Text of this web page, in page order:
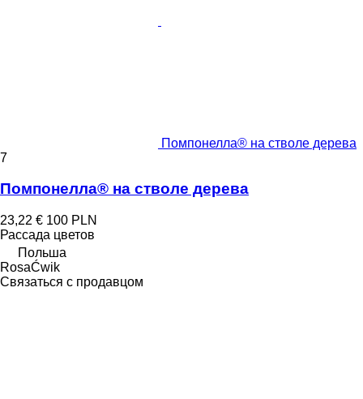
Помпонелла® на стволе дерева
7
Помпонелла® на стволе дерева
23,22 € 100 PLN
Рассада цветов
Польша
RosaĆwik
Связаться с продавцом